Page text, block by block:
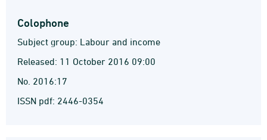
Colophone
Subject group: Labour and income
Released: 11 October 2016 09:00
No. 2016:17
ISSN pdf: 2446-0354